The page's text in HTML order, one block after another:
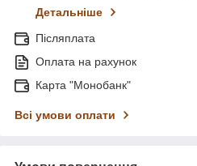
Детальніше
Післяплата
Оплата на рахунок
Карта "Монобанк"
Всі умови оплати